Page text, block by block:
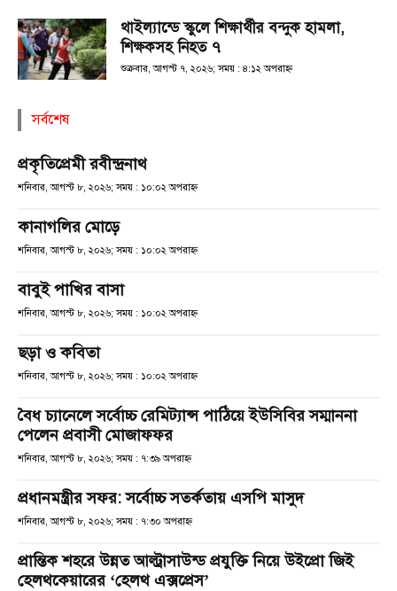
থাইল্যান্ডে স্কুলে শিক্ষার্থীর বন্দুক হামলা,
শিক্ষকসহ নিহত ৭
শুক্রবার, আগস্ট ৭, ২০২৬; সময় : ৪:১২ অপরাহ্ণ
সর্বশেষ
প্রকৃতিপ্রেমী রবীন্দ্রনাথ
শনিবার, আগস্ট ৮, ২০২৬; সময় : ১০:০২ অপরাহ্ণ
কানাগলির মোড়ে
শনিবার, আগস্ট ৮, ২০২৬; সময় : ১০:০২ অপরাহ্ণ
বাবুই পাখির বাসা
শনিবার, আগস্ট ৮, ২০২৬; সময় : ১০:০২ অপরাহ্ণ
ছড়া ও কবিতা
শনিবার, আগস্ট ৮, ২০২৬; সময় : ১০:০২ অপরাহ্ণ
বৈধ চ্যানেলে সর্বোচ্চ রেমিট্যান্স পাঠিয়ে ইউসিবির সম্মাননা
পেলেন প্রবাসী মোজাফফর
শনিবার, আগস্ট ৮, ২০২৬; সময় : ৭:৩৯ অপরাহ্ণ
প্রধানমন্ত্রীর সফর: সর্বোচ্চ সতর্কতায় এসপি মাসুদ
শনিবার, আগস্ট ৮, ২০২৬; সময় : ৭:৩০ অপরাহ্ণ
প্রান্তিক শহরে উন্নত আল্ট্রাসাউন্ড প্রযুক্তি নিয়ে উইপ্রো জিই
হেলথকেয়ারের ‘হেলথ এক্সপ্রেস’